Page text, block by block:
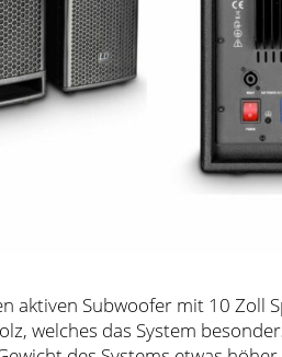
aktiven Subwoofer mit 10 Zoll
welches das System